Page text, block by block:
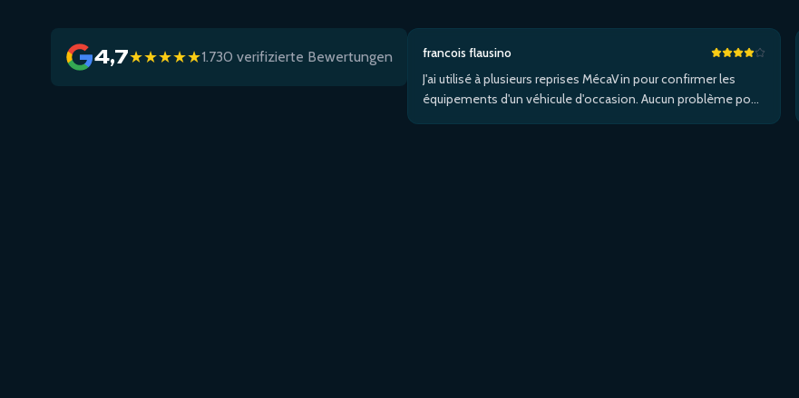
4,7★★★★★1.730 verifizierte Bewertungen
francois flausino
J'ai utilisé à plusieurs reprises MécaVin pour confirmer les
équipements d'un véhicule d'occasion. Aucun problème pour